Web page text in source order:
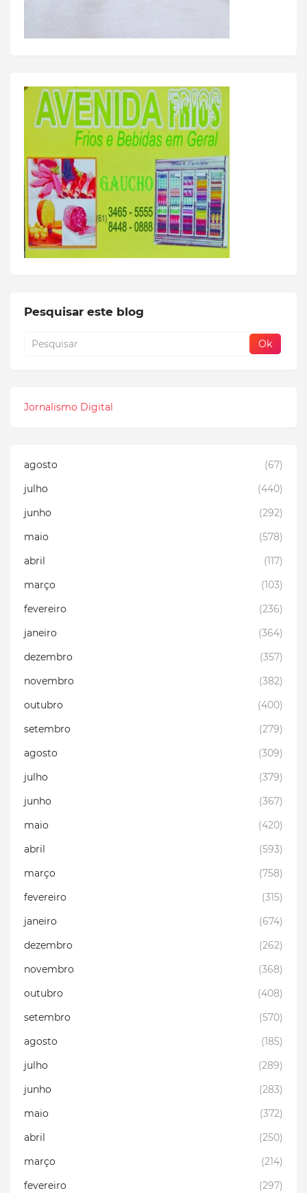
Pesquisar este blog
Jornalismo Digital
agosto
(67)
julho
(440)
junho
(292)
maio
(578)
abril
(117)
março
(103)
fevereiro
(236)
janeiro
(364)
dezembro
(357)
novembro
(382)
outubro
(400)
setembro
(279)
agosto
(309)
julho
(379)
junho
(367)
maio
(420)
abril
(593)
março
(758)
fevereiro
(315)
janeiro
(674)
dezembro
(262)
novembro
(368)
outubro
(408)
setembro
(570)
agosto
(185)
julho
(289)
junho
(283)
maio
(372)
abril
(250)
março
(214)
fevereiro
(297)